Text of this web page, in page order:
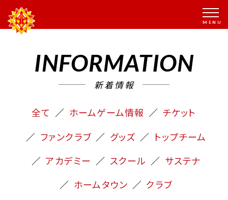
INFORMATION
新着情報
全て ホームゲーム情報
チケット
ファンクラブ
グッズ
トップチーム
アカデミー
スクール
サステナ
ホームタウン
クラブ